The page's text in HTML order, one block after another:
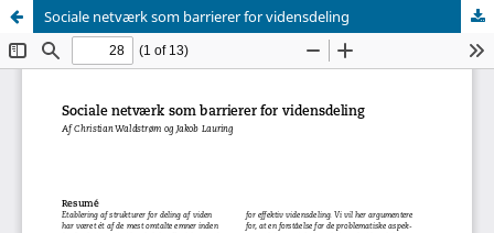
Sociale netværk som barrierer for vidensdeling